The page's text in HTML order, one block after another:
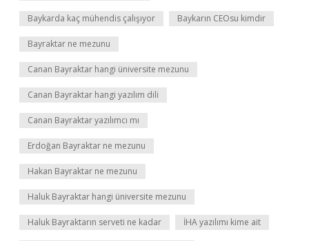
Baykarda kaç mühendis çalışıyor Baykarın CEOsu kimdir
Bayraktar ne mezunu
Canan Bayraktar hangi üniversite mezunu
Canan Bayraktar hangi yazılım dili
Canan Bayraktar yazılımcı mı
Erdoğan Bayraktar ne mezunu
Hakan Bayraktar ne mezunu
Haluk Bayraktar hangi üniversite mezunu
Haluk Bayraktarın serveti ne kadar İHA yazılımı kime ait